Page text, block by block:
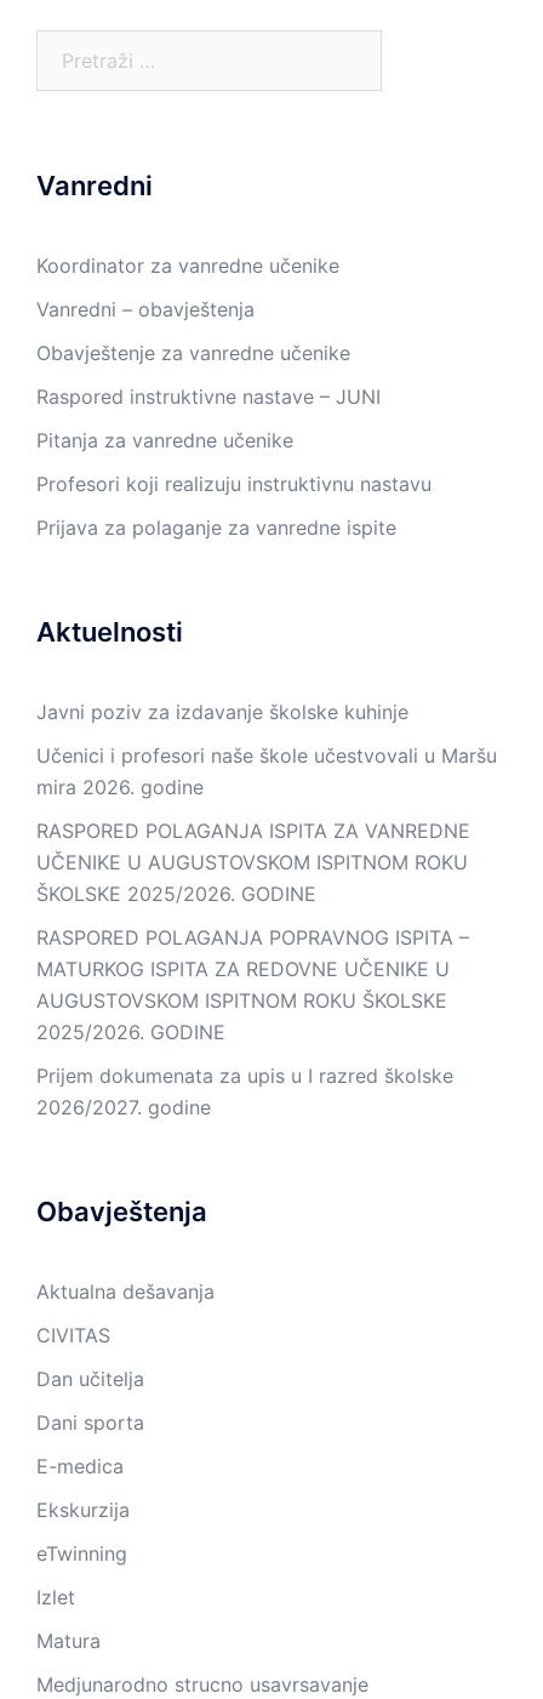
Vanredni
Koordinator za vanredne učenike
Vanredni – obavještenja
Obavještenje za vanredne učenike
Raspored instruktivne nastave – JUNI
Pitanja za vanredne učenike
Profesori koji realizuju instruktivnu nastavu
Prijava za polaganje za vanredne ispite
Aktuelnosti
Javni poziv za izdavanje školske kuhinje
Učenici i profesori naše škole učestvovali u Maršu
mira 2026. godine
RASPORED POLAGANJA ISPITA ZA VANREDNE
UČENIKE U AUGUSTOVSKOM ISPITNOM ROKU
ŠKOLSKE 2025/2026. GODINE
RASPORED POLAGANJA POPRAVNOG ISPITA –
MATURKOG ISPITA ZA REDOVNE UČENIKE U
AUGUSTOVSKOM ISPITNOM ROKU ŠKOLSKE
2025/2026. GODINE
Prijem dokumenata za upis u I razred školske
2026/2027. godine
Obavještenja
Aktualna dešavanja
CIVITAS
Dan učitelja
Dani sporta
E-medica
Ekskurzija
eTwinning
Izlet
Matura
Medjunarodno strucno usavrsavanje